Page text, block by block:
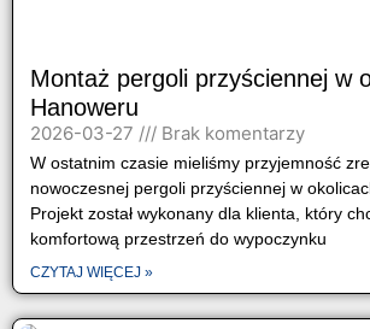
Montaż pergoli przyściennej w
Hanoweru
2026-03-27 Brak komentarzy
W ostatnim czasie mieliśmy przyjemność
nowoczesnej pergoli przyściennej w
Projekt został wykonany dla klienta, który
komfortową przestrzeń do wypoczynku
CZYTAJ WIĘCEJ »